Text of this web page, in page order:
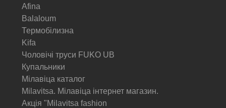
Afina
Balaloum
Термобілизна
Kifa
Чоловічі труси FUKO UB
Купальники
Мілавіца каталог
Milavitsa. Мілавіца інтернет магазин.
Акція "Milavitsa fashion